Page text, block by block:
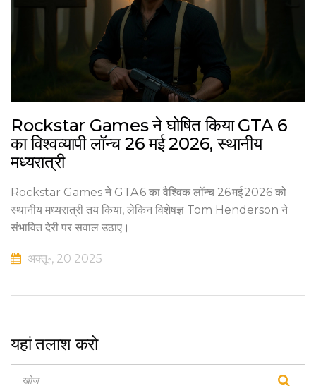
Rockstar Games ने घोषित किया GTA 6
का विश्वव्यापी लॉन्च 26 मई 2026, स्थानीय
मध्यरात्री
Rockstar Games ने GTA 6 का वैश्विक लॉन्च 26 मई 2026 को
स्थानीय मध्यरात्री तय किया, लेकिन विशेषज्ञ Tom Henderson ने
संभावित देरी पर सवाल उठाए।
अक्तू॰, 20 2025
यहां तलाश करो